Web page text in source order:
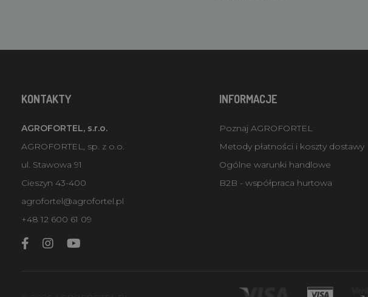
KONTAKTY
AGROFORTEL, s.r.o.
AGROFORTEL, sp. z o.o.
ul. Stawowa 91
Cieszyn 43-400
agrofortel@agrofortel.pl
+48 12 600 61 09
INFORMACJE
Poznaj AGROFORTEL
Metody płatności i koszty dostawy
Ogólne warunki handlowe
B2B - współpraca hurtowa